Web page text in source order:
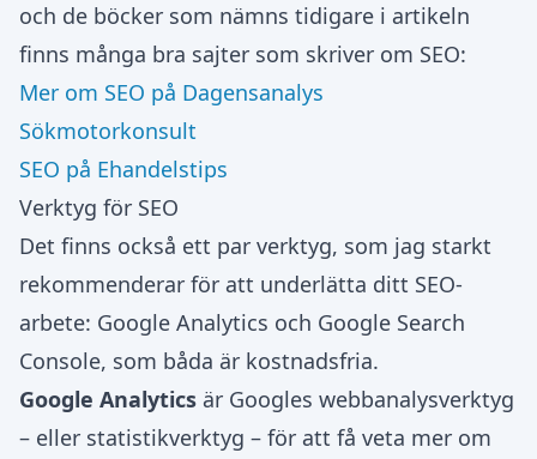
och de böcker som nämns tidigare i artikeln
finns många bra sajter som skriver om SEO:
Mer om SEO på Dagensanalys
Sökmotorkonsult
SEO på Ehandelstips
Verktyg för SEO
Det finns också ett par verktyg, som jag starkt
rekommenderar för att underlätta ditt SEO-
arbete: Google Analytics och Google Search
Console, som båda är kostnadsfria.
Google Analytics är Googles webbanalysverktyg
– eller statistikverktyg – för att få veta mer om